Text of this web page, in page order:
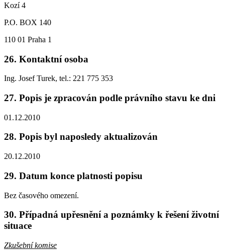
Kozí 4
P.O. BOX 140
110 01 Praha 1
26. Kontaktní osoba
Ing. Josef Turek, tel.: 221 775 353
27. Popis je zpracován podle právního stavu ke dni
01.12.2010
28. Popis byl naposledy aktualizován
20.12.2010
29. Datum konce platnosti popisu
Bez časového omezení.
30. Případná upřesnění a poznámky k řešení životní
situace
Zkušební komise